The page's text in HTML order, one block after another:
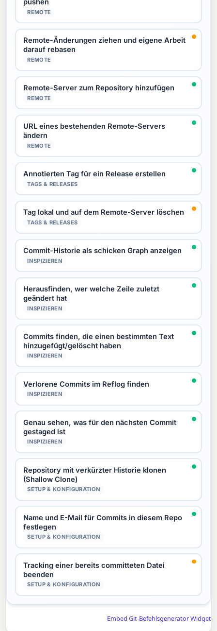
pushen
REMOTE
Remote-Änderungen ziehen und eigene Arbeit
darauf rebasen
REMOTE
Remote-Server zum Repository hinzufügen
REMOTE
URL eines bestehenden Remote-Servers
ändern
REMOTE
Annotierten Tag für ein Release erstellen
TAGS & RELEASES
Tag lokal und auf dem Remote-Server löschen
TAGS & RELEASES
Commit-Historie als schicken Graph anzeigen
INSPIZIEREN
Herausfinden, wer welche Zeile zuletzt
geändert hat
INSPIZIEREN
Commits finden, die einen bestimmten Text
hinzugefügt/gelöscht haben
INSPIZIEREN
Verlorene Commits im Reflog finden
INSPIZIEREN
Genau sehen, was für den nächsten Commit
gestaged ist
INSPIZIEREN
Repository mit verkürzter Historie klonen
(Shallow Clone)
SETUP & KONFIGURATION
Name und E-Mail für Commits in diesem Repo
festlegen
SETUP & KONFIGURATION
Tracking einer bereits committeten Datei
beenden
SETUP & KONFIGURATION
Embed Git-Befehlsgenerator Widget